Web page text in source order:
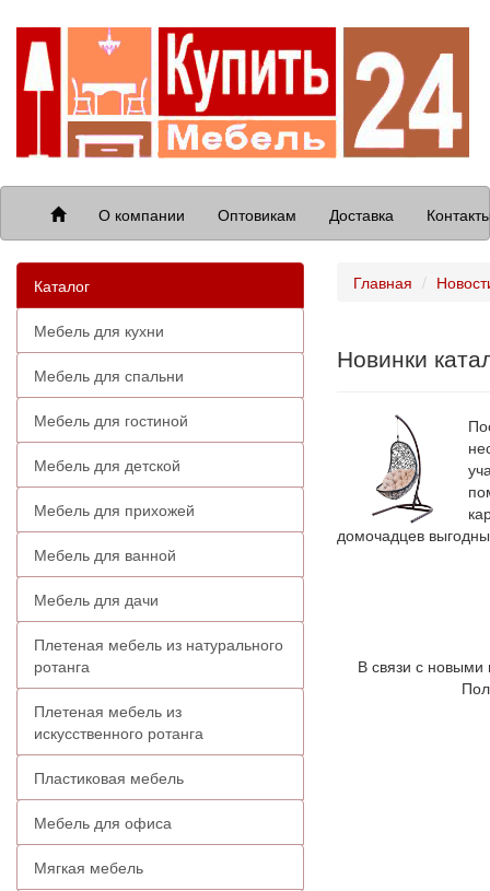
О компании Оптовикам Доставка
Каталог
Мебель для кухни
Мебель для спальни
Мебель для гостиной
Мебель для детской
Мебель для прихожей
Мебель для ванной
Мебель для дачи
Плетеная мебель из натурального
ротанга
Плетеная мебель из
искусственного ротанга
Пластиковая мебель
Мебель для офиса
Мягкая мебель
Главная
Новинки
домочадцев
В связи с новыми